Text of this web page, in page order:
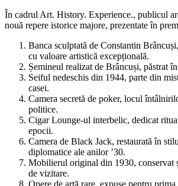
În cadrul Art. History. Experience., publicul
nouă repere istorice majore, prezentate în
Banca sculptată de Constantin
cu valoare artistică excepțională.
Șemineul realizat de Brâncuși, păstrat
Seiful nedeschis din 1944, parte din
casei.
Camera secretă de poker, locul
politice.
Cigar Lounge-ul interbelic, dedicat
epocii.
Camera de Black Jack, restaurată în
diplomatice ale anilor ’30.
Mobilierul original din 1930, conservat
de vizitare.
Opere de artă rare, expuse pentru